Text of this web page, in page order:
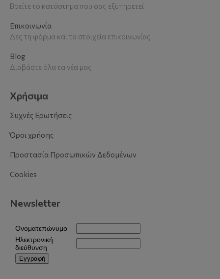
Βρείτε το κατάστημα που σας εξυπηρετεί
Επικοινωνία
Δες τη φόρμα και τα στοιχεία επικοινωνίας
Blog
Διαβάστε όλα τα νέα μας
Χρήσιμα
Συχνές Ερωτήσεις
Όροι χρήσης
Προστασία Προσωπικών Δεδομένων
Cookies
Newsletter